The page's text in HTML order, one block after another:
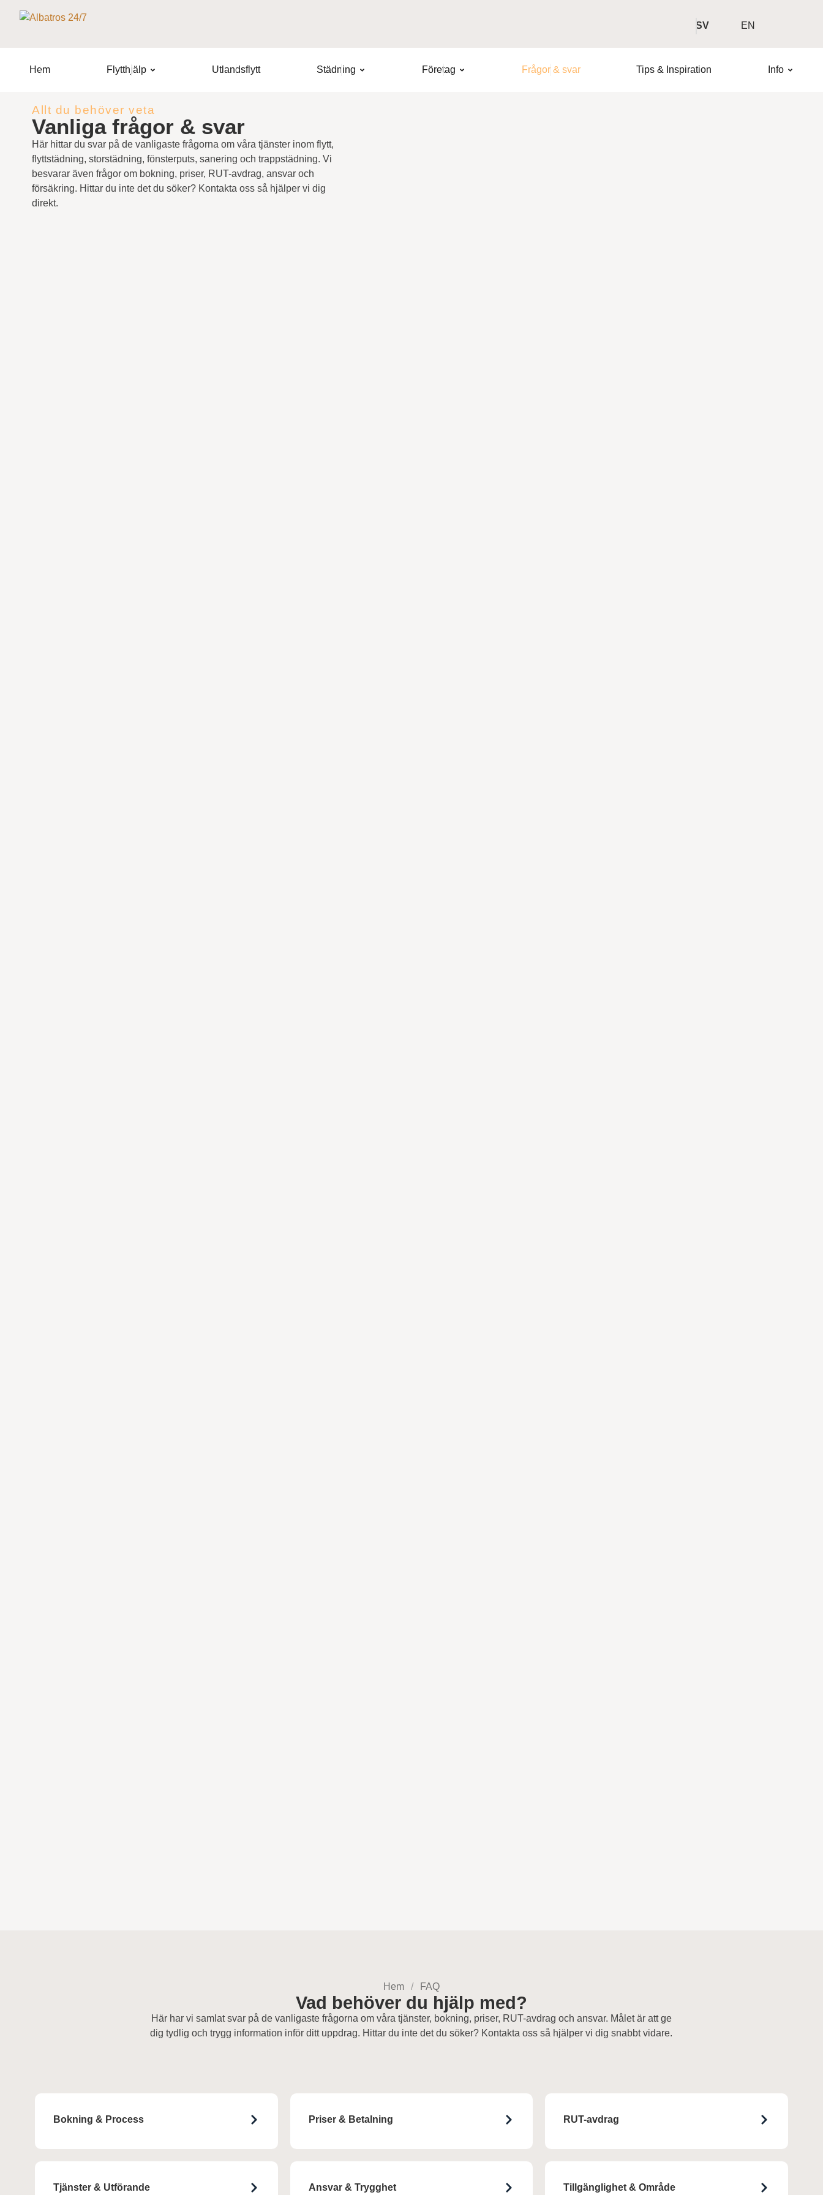
SV EN
Hem Flytthjälp Utlandsflytt Städning Företag Frågor & svar Tips & Inspiration Info
Allt du behöver veta
Vanliga frågor & svar
Här hittar du svar på de vanligaste frågorna om våra tjänster inom flytt,
flyttstädning, storstädning, fönsterputs, sanering och trappstädning. Vi
besvarar även frågor om bokning, priser, RUT-avdrag, ansvar och
försäkring. Hittar du inte det du söker? Kontakta oss så hjälper vi dig
direkt.
Hem FAQ
Vad behöver du hjälp med?
Här har vi samlat svar på de vanligaste frågorna om våra tjänster, bokning, priser, RUT-avdrag och ansvar. Målet är att ge
dig tydlig och trygg information inför ditt uppdrag. Hittar du inte det du söker? Kontakta oss så hjälper vi dig snabbt vidare.
Bokning & Process Priser & Betalning RUT-avdrag
Tjänster & Utförande Ansvar & Trygghet Tillgänglighet & Område